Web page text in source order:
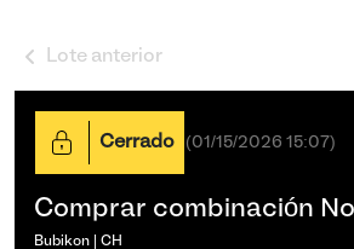
Lote anterior
Cerrado (01/15/2026 15:07)
Comprar combinación
Bubikon | CH